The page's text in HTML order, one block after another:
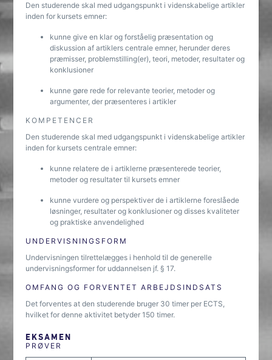
Den studerende skal med udgangspunkt i videnskabelige artikler
inden for kursets emner:
kunne give en klar og forståelig præsentation og
diskussion af artiklers centrale emner, herunder deres
præmisser, problemstilling(er), teori, metoder, resultater og
konklusioner
kunne gøre rede for relevante teorier, metoder og
argumenter, der præsenteres i artikler
KOMPETENCER
Den studerende skal med udgangspunkt i videnskabelige artikler
inden for kursets centrale emner:
kunne relatere de i artiklerne præsenterede teorier,
metoder og resultater til kursets emner
kunne vurdere og perspektiver de i artiklerne foreslåede
løsninger, resultater og konklusioner og disses kvaliteter
og praktiske anvendelighed
UNDERVISNINGSFORM
Undervisningen tilrettelægges i henhold til de generelle
undervisningsformer for uddannelsen jf. § 17.
OMFANG OG FORVENTET ARBEJDSINDSATS
Det forventes at den studerende bruger 30 timer per ECTS,
hvilket for denne aktivitet betyder 150 timer.
EKSAMEN
PRØVER